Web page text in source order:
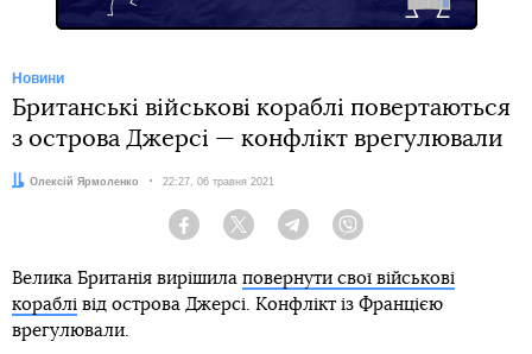
Новини
Британські військові кораблі повертаються
з острова Джерсі — конфлікт врегулювали
Автор:
Олексій Ярмоленко Дата:
22:27, 06 травня 2021
Facebook Twitter Telegram
Велика Британія вирішила повернути свої військові
кораблі від острова Джерсі. Конфлікт із Францією
врегулювали.